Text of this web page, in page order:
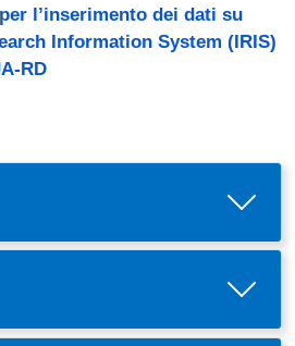
l’inserimento dei dati su
Information System (IRIS)
RD